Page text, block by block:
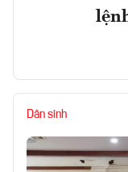
Dân sinh